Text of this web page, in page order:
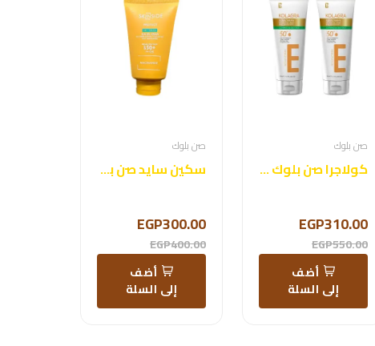
صن بلوك
كولاجرا صن بلوك للبشرة الدهنية
EGP310.00
EGP550.00
أضف
إلى السلة
صن بلوك
سكين سايد صن بلوك
EGP300.00
EGP400.00
أضف
إلى السلة